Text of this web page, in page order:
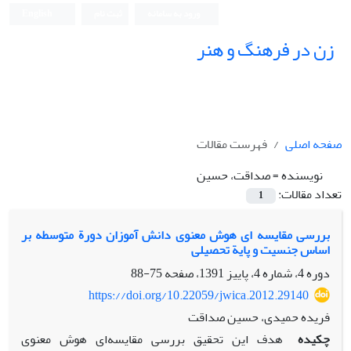
زن در فرهنگ و هنر
صفحه اصلی
فهرست مقالات
نویسنده =صداقت، حسین
تعداد مقالات:
1
بررسی مقایسه ای هوش معنوی دانش آموزان دورة متوسطه بر
اساس جنسیت و پایة تحصیلی
دوره 4، شماره 4، پاییز 1391، صفحه
75-88
https://doi.org/10.22059/jwica.2012.29140
فریده حمیدی، حسین صداقت
چکیده
هدف این تحقیق بررسی مقایسه‌ای هوش معنوی